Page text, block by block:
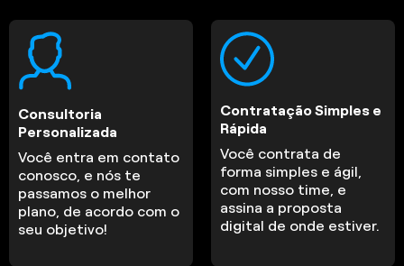
Consultoria
Personalizada
Você entra em contato
conosco, e nós te
passamos o melhor
plano, de acordo com o
seu objetivo!
Contratação Simples e
Rápida
Você contrata de
forma simples e ágil,
com nosso time, e
assina a proposta
digital de onde estiver.